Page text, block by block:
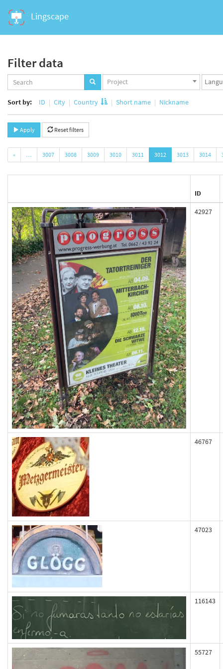
Lingscape
Filter data
Projects
set
Project
set
Sort by:
ID City Country Short name Nickname
Apply Reset filters
« … 3007 3008 3009 3010 3011 3012 3013 3014
ID
42927
46767
47023
116143
55727